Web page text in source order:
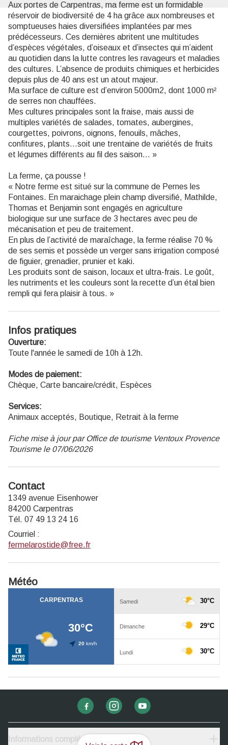
Aux portes de Carpentras, ma ferme est un formidable
réservoir de biodiversité de 4 ha grâce aux nombreuses et
somptueuses haies diversifiées implantées par mes
prédécesseurs. Ces dernières abritent une multitudes
d’espèces végétales, d’oiseaux et d’insectes qui m’aident
au quotidien dans la lutte contres les ravageurs et maladies
des cultures. L’absence de produits chimiques et herbicides
depuis plus de 40 ans est un atout majeur.
Ma surface de culture est d’environ 5000m2, dont 1000 m²
de serres non chauffées.
Mes cultures principales sont la fraise, mais aussi de
multiples variétés de salades, tomates, aubergines,
courgettes, poivrons, oignons, fenouils, mâches,
confitures, plants...soit une trentaine de variétés de fruits
et légumes différents au fil des saison… »
La ferme, ça pousse !
« Notre ferme est situé sur la commune de Pernes les
Fontaines. En maraichage plein champ diversifié, Mathilde,
Thomas et Benjamin sont engagés en agriculture
biologique sur une surface de 3 hectares avec peu de
mécanisation et peu de traitement.
En plus de l’activité de maraîchage, la ferme réalise 70 %
de ses semis et possède un verger sans irrigation composé
de figuier, grenadier, prunier et kaki.
Les produits sont de saison, locaux et ultra-frais. Le goût,
les nutriments et les couleurs sont la recette d’un étal bien
rempli qui fera plaisir à tous. »
Infos pratiques
Ouverture:
Toute l'année le samedi de 10h à 12h.
Modes de paiement:
Chèque, Carte bancaire/crédit, Espèces
Services:
Animaux acceptés, Boutique, Retrait à la ferme
Fiche mise à jour par Office de tourisme Ventoux Provence
Tourisme le 07/06/2026
Contact
1349 avenue Eisenhower
84200 Carpentras
Tél. 07 49 13 24 16
Courriel :
fermelarostide@free.fr
Météo
Informations complémentaires